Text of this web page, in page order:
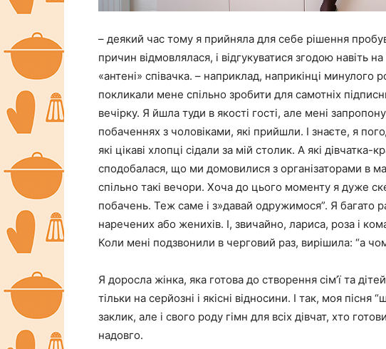
– деякий час тому я прийняла для себе рішення
причин відмовлялася, і відгукуватися згодою навіть
«антені» співачка. – наприклад, наприкінці минулого
покликали мене спільно зробити для самотніх
вечірку. Я йшла туди в якості гості, але мені
побаченнях з чоловіками, які прийшли. І знаєте, я
які цікаві хлопці сідали за мій столик. А які
сподобалася, що ми домовилися з організаторами в
спільно такі вечори. Хоча до цього моменту я дуже
побачень. Теж саме і з»давай одружимося”. Я багато
наречених або женихів. І, звичайно, лариса, роза і
Коли мені подзвонили в черговий раз, вирішила: “а
Я доросла жінка, яка готова до створення сім’ї та
тільки на серйозні і якісні відносини. І так, моя пісня
заклик, але і свого роду гімн для всіх дівчат, хто
надовго.